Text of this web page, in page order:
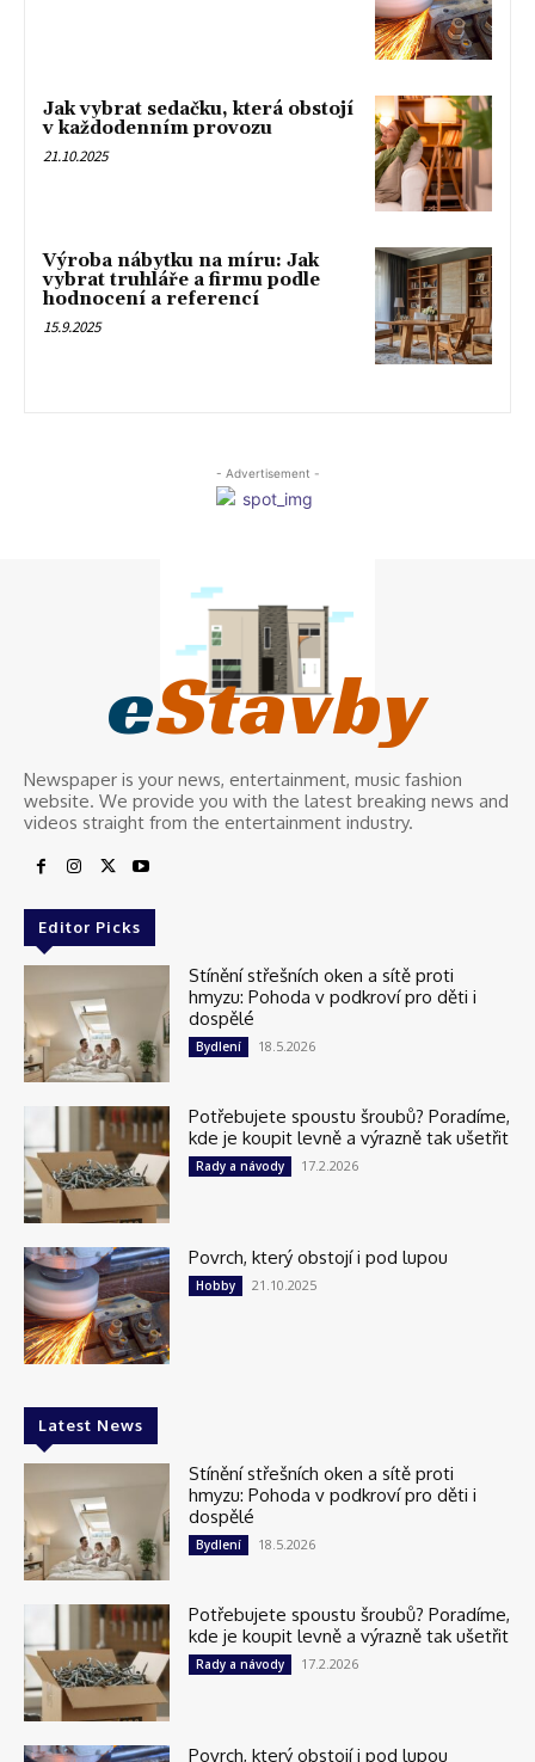
Jak vybrat sedačku, která obstojí
v každodenním provozu
21.10.2025
Výroba nábytku na míru: Jak
vybrat truhláře a firmu podle
hodnocení a referencí
15.9.2025
- Advertisement -
eStavby
Newspaper is your news, entertainment, music fashion
website. We provide you with the latest breaking news and
videos straight from the entertainment industry.
Editor Picks
Stínění střešních oken a sítě proti
hmyzu: Pohoda v podkroví pro děti i
dospělé
Bydlení 18.5.2026
Potřebujete spoustu šroubů? Poradíme,
kde je koupit levně a výrazně tak ušetřit
Rady a návody 17.2.2026
Povrch, který obstojí i pod lupou
Hobby 21.10.2025
Latest News
Stínění střešních oken a sítě proti
hmyzu: Pohoda v podkroví pro děti i
dospělé
Bydlení 18.5.2026
Potřebujete spoustu šroubů? Poradíme,
kde je koupit levně a výrazně tak ušetřit
Rady a návody 17.2.2026
Povrch, který obstojí i pod lupou